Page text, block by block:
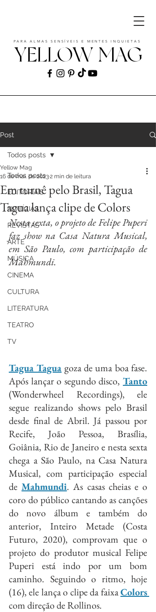
YELLOW MAG
PARA ALMAS SENSÍVEIS E MENTES INQUIETAS
Post
Todos posts
EDITORIAIS
NOTÍCIAS
REVISTAS
ARTE
MÚSICA
CINEMA
CULTURA
LITERATURA
TEATRO
TV
Todos posts
Em turnê pelo Brasil, Tagua
Tagua lança clipe de Colors
Yellow Mag
16 de mai. de 20232 min de leitura
Nesta sexta, o projeto de Felipe Puperi
faz show na Casa Natura Musical,
em São Paulo, com participação de
Mahmundi.
Tagua Tagua goza de uma boa fase.
Após lançar o segundo disco, Tanto
(Wonderwheel Recordings), ele
segue realizando shows pelo Brasil
desde final de Abril. Já passou por
Recife, João Pessoa, Brasília,
Goiânia, Rio de Janeiro e nesta sexta
chega a São Paulo, na Casa Natura
Musical, com participação especial
de Mahmundi. As casas cheias e o
coro do público cantando as canções
do novo álbum e também do
anterior, Inteiro Metade (Costa
Futuro, 2020), comprovam que o
projeto do produtor musical Felipe
Puperi está indo por um bom
caminho. Seguindo o ritmo, hoje
(16), ele lança o clipe da faixa Colors
com direção de Rollinos.